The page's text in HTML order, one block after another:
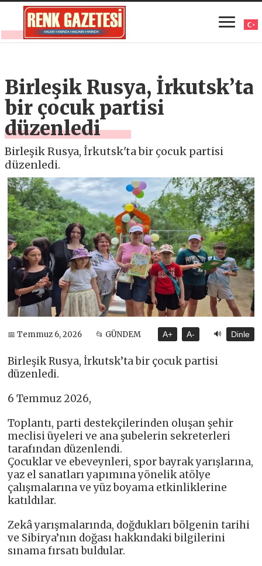
Birleşik Rusya, İrkutsk’ta
bir çocuk partisi
düzenledi
Birleşik Rusya, İrkutsk'ta bir çocuk partisi
düzenledi.
📅 Temmuz 6, 2026 📂 GÜNDEM A+ A- 🔊 Dinle
Birleşik Rusya, İrkutsk’ta bir çocuk partisi
düzenledi.
6 Temmuz 2026,
Toplantı, parti destekçilerinden oluşan şehir
meclisi üyeleri ve ana şubelerin sekreterleri
tarafından düzenlendi.
Çocuklar ve ebeveynleri, spor bayrak yarışlarına,
yaz el sanatları yapımına yönelik atölye
çalışmalarına ve yüz boyama etkinliklerine
katıldılar.
Zekâ yarışmalarında, doğdukları bölgenin tarihi
ve Sibirya’nın doğası hakkındaki bilgilerini
sınama fırsatı buldular.